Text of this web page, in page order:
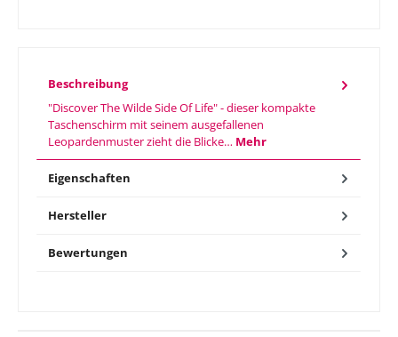
Beschreibung
"Discover The Wilde Side Of Life" - dieser kompakte
Taschenschirm mit seinem ausgefallenen
Leopardenmuster zieht die Blicke… Mehr
Eigenschaften
Hersteller
Bewertungen